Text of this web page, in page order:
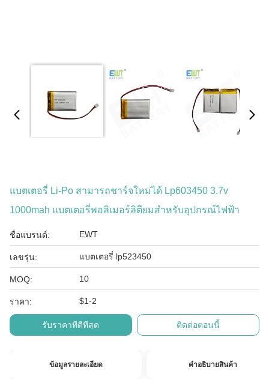
แบตเตอรี่ Li-Po สามารถชาร์จใหม่ได้ Lp603450 3.7v
1000mah แบตเตอรี่พอลิเมอร์ลิตียมสําหรับอุปกรณ์ไฟฟ้า
ชื่อแบรนด์: EWT
เลขรุ่น: แบตเตอรี่ lp523450
MOQ: 10
ราคา: $1-2
รับราคาที่ดีที่สุด ติดต่อตอนนี้
ข้อมูลรายละเอียด คําอธิบายสินค้า